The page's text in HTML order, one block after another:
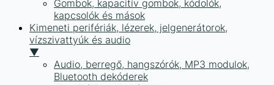
Gombok, kapacitív gombok, kódolók,
kapcsolók és mások
Kimeneti perifériák, lézerek, jelgenerátorok,
vízszivattyúk és audio
▼
Audio, berregő, hangszórók, MP3 modulok,
Bluetooth dekóderek